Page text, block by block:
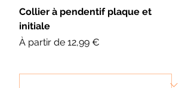
Collier à pendentif plaque et
initiale
À partir de 12,99 €
Prix promotionnel